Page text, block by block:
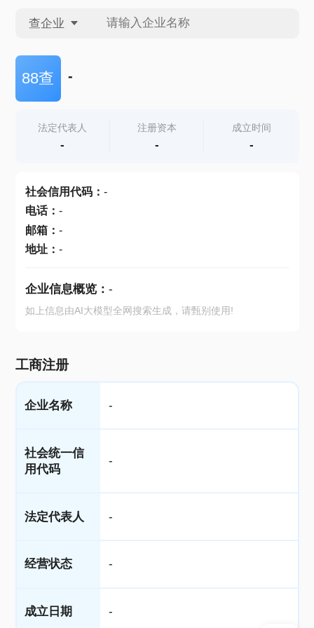
查企业
查企业
查产地
88查 -
法定代表人
-
注册资本
-
成立时间
-
社会信用代码： -
电话： -
邮箱： -
地址： -
企业信息概览： -
如上信息由AI大模型全网搜索生成，请甄别使用!
工商注册
企业名称 -
社会统一信
用代码
-
法定代表人 -
经营状态 -
成立日期 -